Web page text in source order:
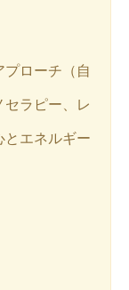
プローチ（自
ラピー、レ
とエネルギー